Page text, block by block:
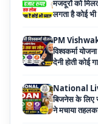
PM
विश्वकर्मा
National
बिजनेस के लिए
59 Minutes